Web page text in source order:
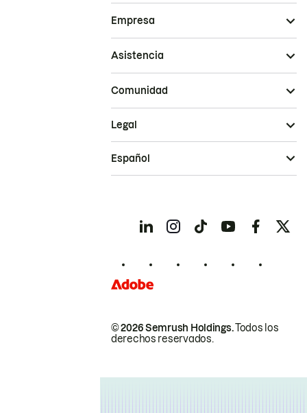
Empresa
Asistencia
Comunidad
© 2026 Semrush Holdings.Todos los
derechos reservados.
Legal
Español